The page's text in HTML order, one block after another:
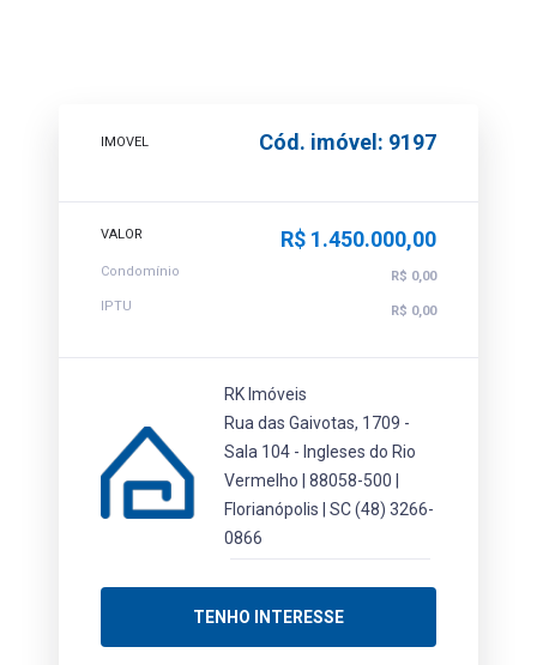
IMOVEL Cód. imóvel: 9197
VALOR R$ 1.450.000,00
Condomínio
R$ 0,00
IPTU
R$ 0,00
RK Imóveis
Rua das Gaivotas, 1709 -
Sala 104 - Ingleses do Rio
Vermelho | 88058-500 |
Florianópolis | SC(48) 3266-
0866
TENHO INTERESSE